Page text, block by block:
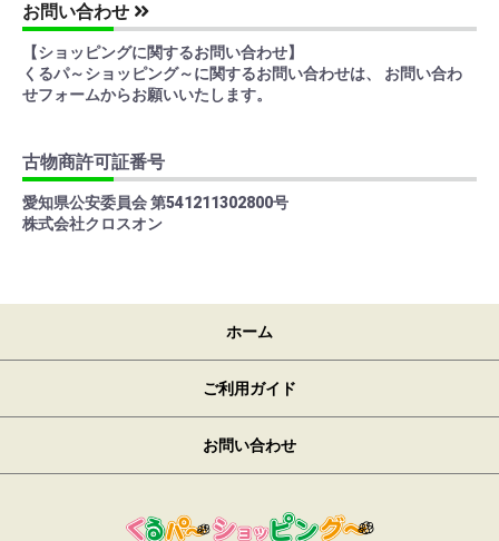
お問い合わせ
【ショッピングに関するお問い合わせ】
くるパ～ショッピング～に関するお問い合わせは、 お問い合わ
せフォームからお願いいたします。
古物商許可証番号
愛知県公安委員会 第541211302800号
株式会社クロスオン
ホーム
ご利用ガイド
お問い合わせ